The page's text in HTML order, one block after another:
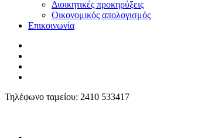
Διοικητικές προκηρύξεις
Οικονομικός απολογισμός
Επικοινωνία
Τηλέφωνο ταμείου: 2410 533417